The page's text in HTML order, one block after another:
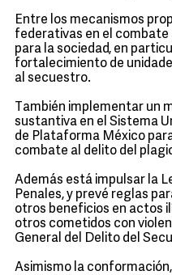
Entre los mecanismos
federativas en el combate
para la sociedad, en
fortalecimiento de
al secuestro.
También implementar un
sustantiva en el Sistema
de Plataforma México
combate al delito del
Además está impulsar la
Penales, y prevé reglas
otros beneficios en actos
otros cometidos con
General del Delito del
Asimismo la